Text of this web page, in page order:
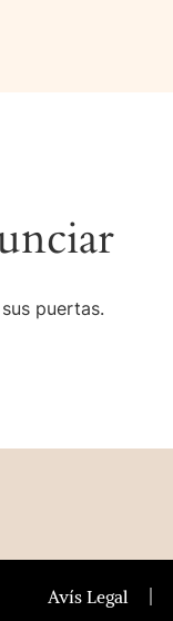
puertas.
Avís Legal